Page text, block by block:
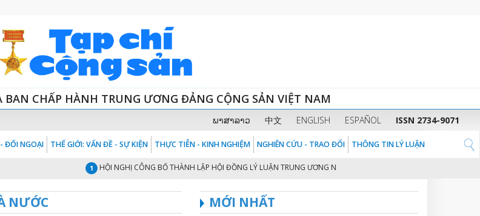
CHẤP HÀNH TRUNG ƯƠNG ĐẢNG CỘNG SẢN VIỆT NAM
ພາສາລາວ 中文 ENGLISH ESPAÑOL ISSN 2734-9071
ĐỐI NGOẠI THẾ GIỚI: VẤN ĐỀ - SỰ KIỆN THỰC TIỄN - KINH NGHIỆM NGHIÊN CỨU - TRAO ĐỔI THÔNG TIN LÝ LUẬN
HỘI NGHỊ CÔNG BỐ THÀNH LẬP HỘI ĐỒNG LÝ LUẬN TRUNG ƯƠNG NHIỆM KỲ 2026 - 2031
NƯỚC MỚI NHẤT